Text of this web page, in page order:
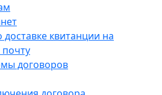
квитанции на
договоров